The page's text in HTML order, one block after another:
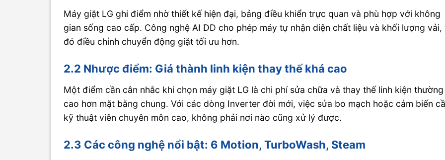
Máy giặt LG ghi điểm nhờ thiết kế hiện đại, bảng điều khiển trực quan và phù hợp với không
gian sống cao cấp. Công nghệ AI DD cho phép máy tự nhận diện chất liệu và khối lượng vải,
đó điều chỉnh chuyển động giặt tối ưu hơn.
2.2 Nhược điểm: Giá thành linh kiện thay thế khá cao
Một điểm cần cân nhắc khi chọn máy giặt LG là chi phí sửa chữa và thay thế linh kiện thường
cao hơn mặt bằng chung. Với các dòng Inverter đời mới, việc sửa bo mạch hoặc cảm biến
kỹ thuật viên chuyên môn cao, không phải nơi nào cũng xử lý được.
2.3 Các công nghệ nổi bật: 6 Motion, TurboWash, Steam